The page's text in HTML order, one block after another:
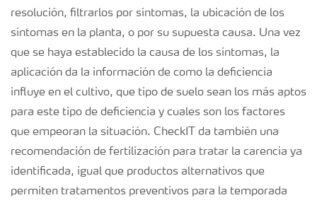
resolución, filtrarlos por síntomas, la ubicación de los
síntomas en la planta, o por su supuesta causa. Una vez
que se haya establecido la causa de los síntomas, la
aplicación da la información de como la deficiencia
influye en el cultivo, que tipo de suelo sean los más aptos
para este tipo de deficiencia y cuales son los factores
que empeoran la situación. CheckIT da también una
recomendación de fertilización para tratar la carencia ya
identificada, igual que productos alternativos que
permiten tratamentos preventivos para la temporada